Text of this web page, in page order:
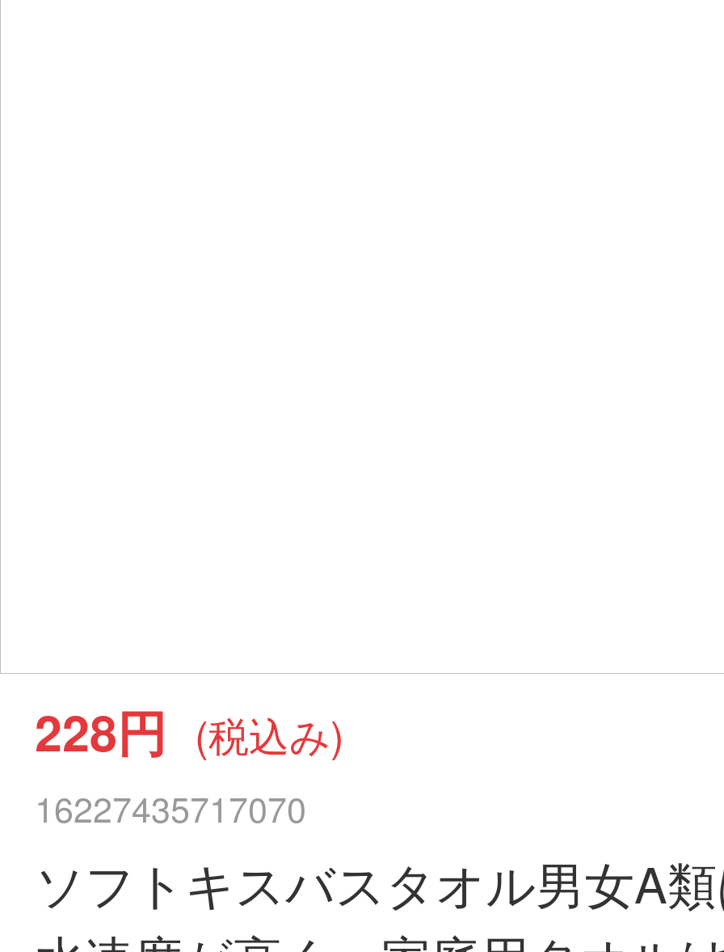
228円 (税込み)
16227435717070
ソフトキスバスタオル男女A